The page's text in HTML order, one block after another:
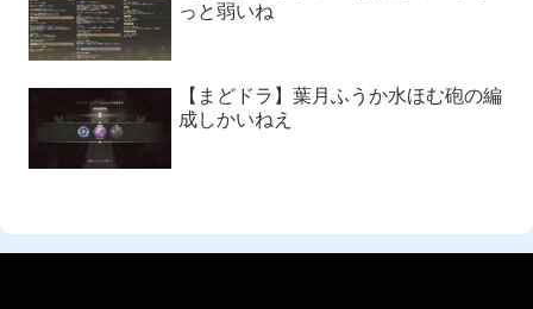
っと弱いね
【まどドラ】葉月ふうか水ほむ砲の編
成しかいねえ